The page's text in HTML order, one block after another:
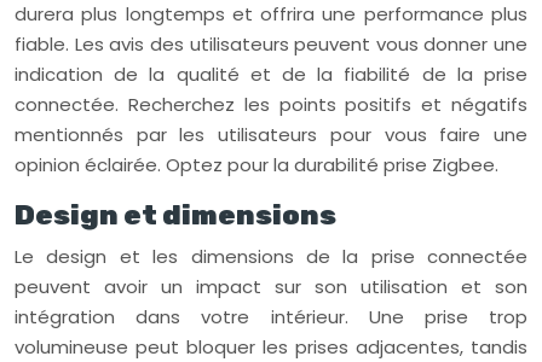
durera plus longtemps et offrira une performance plus
fiable. Les avis des utilisateurs peuvent vous donner une
indication de la qualité et de la fiabilité de la prise
connectée. Recherchez les points positifs et négatifs
mentionnés par les utilisateurs pour vous faire une
opinion éclairée. Optez pour la durabilité prise Zigbee.
Design et dimensions
Le design et les dimensions de la prise connectée
peuvent avoir un impact sur son utilisation et son
intégration dans votre intérieur. Une prise trop
volumineuse peut bloquer les prises adjacentes, tandis